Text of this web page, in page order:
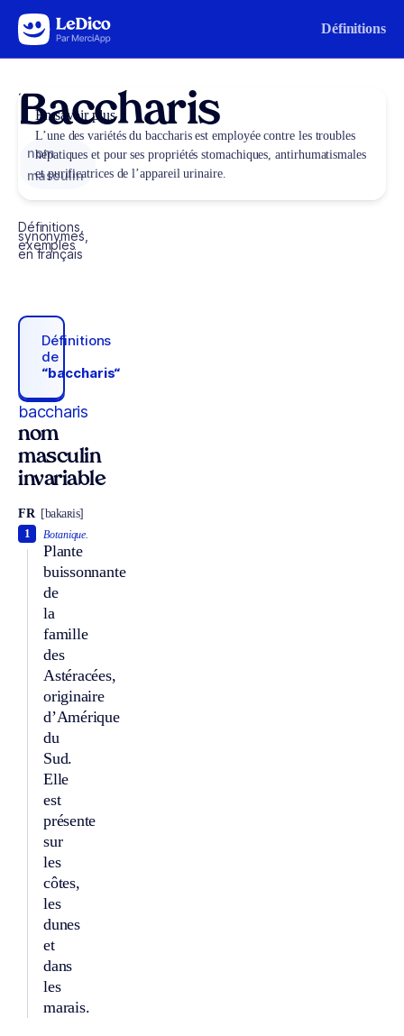
Aller au contenu Définitions
Baccharis
nom
masculin
Définitions,
synonymes,
exemples
en français
Définitions
de
“baccharis“
baccharis
nom
masculin
invariable
FR [bakaʀis]
Botanique.
Plante
buissonnante
de
la
famille
des
Astéracées,
originaire
d’Amérique
du
Sud.
Elle
est
présente
sur
les
côtes,
les
dunes
et
dans
les
marais.
1
En savoir plus
L’une des variétés du baccharis est employée contre les troubles
hépatiques et pour ses propriétés stomachiques, antirhumatismales
et purificatrices de l’appareil urinaire.